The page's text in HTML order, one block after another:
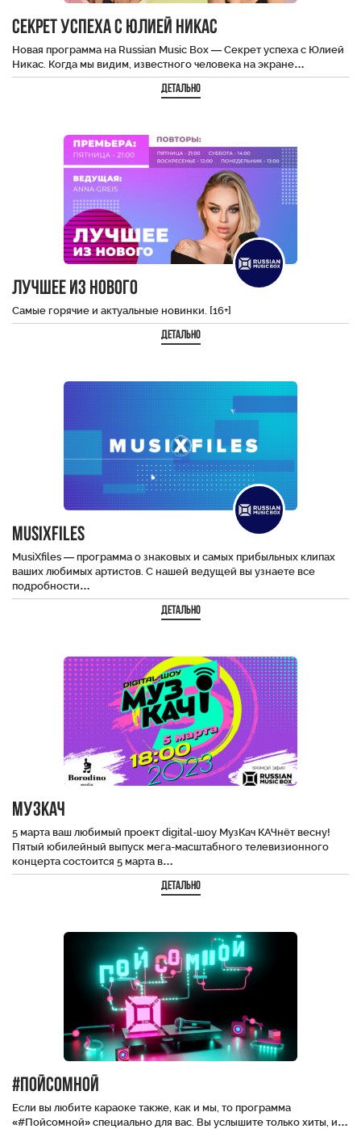
Секрет Успеха с Юлией Никас
Новая программа на Russian Music Box — Секрет успеха с Юлией
Никас. Когда мы видим, известного человека на экране…
Детально
Лучшее из нового
Самые горячие и актуальные новинки. [16+]
Детально
MusiXfiles
MusiXfiles — программа о знаковых и самых прибыльных клипах
ваших любимых артистов. С нашей ведущей вы узнаете все
подробности…
Детально
МузКач
5 марта ваш любимый проект digital-шоу МузКач КАЧнёт весну!
Пятый юбилейный выпуск мега-масштабного телевизионного
концерта состоится 5 марта в…
Детально
#пойсомной
Если вы любите караоке также, как и мы, то программа
«#Пойсомной» специально для вас. Вы услышите только хиты, и…